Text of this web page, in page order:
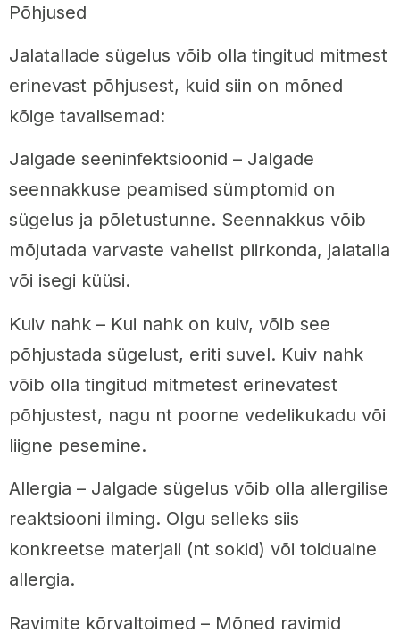
Põhjused
Jalatallade sügelus võib olla tingitud mitmest
erinevast põhjusest, kuid siin on mõned
kõige tavalisemad:
Jalgade seeninfektsioonid – Jalgade
seennakkuse peamised sümptomid on
sügelus ja põletustunne. Seennakkus võib
mõjutada varvaste vahelist piirkonda, jalatalla
või isegi küüsi.
Kuiv nahk – Kui nahk on kuiv, võib see
põhjustada sügelust, eriti suvel. Kuiv nahk
võib olla tingitud mitmetest erinevatest
põhjustest, nagu nt poorne vedelikukadu või
liigne pesemine.
Allergia – Jalgade sügelus võib olla allergilise
reaktsiooni ilming. Olgu selleks siis
konkreetse materjali (nt sokid) või toiduaine
allergia.
Ravimite kõrvaltoimed – Mõned ravimid